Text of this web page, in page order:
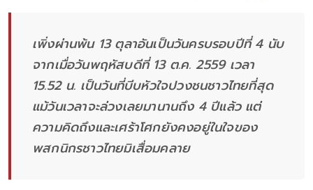
เพิ่งผ่านพ้น 13 ตุลาอันเป็นวันครบรอบปีที่ 4 นับ
จากเมื่อวันพฤหัสบดีที่ 13 ต.ค. 2559 เวลา
15.52 น. เป็นวันที่บีบหัวใจปวงชนชาวไทยที่สุด
แม้วันเวลาจะล่วงเลยมานานถึง 4 ปีแล้ว แต่
ความคิดถึงและเศร้าโศกยังคงอยู่ในใจของ
พสกนิกรชาวไทยมิเสื่อมคลาย